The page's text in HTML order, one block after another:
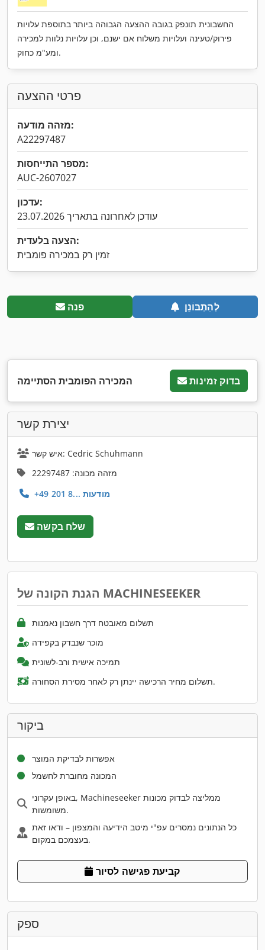
החשבונית תונפק בגובה ההצעה הגבוהה ביותר בתוספת עלויות
פירוק/טעינה ועלויות משלוח אם ישנם, וכן עלויות נלוות למכירה
ומע"מ כחוק.
פרטי ההצעה
מזהה מודעה:
A22297487
מספר התייחסות:
AUC-2607027
עדכון:
עודכן לאחרונה בתאריך 23.07.2026
הצעה בלעדית:
זמין רק במכירה פומבית
פנה לְהִתְבּוֹנֵן
המכירה הפומבית הסתיימה בדוק זמינות
יצירת קשר
איש קשר: Cedric Schuhmann
מזהה מכונה: 22297487
+49 201 8... מודעות
שלח בקשה
הגנת הקונה של MACHINESEEKER
תשלום מאובטח דרך חשבון נאמנות
מוכר שנבדק בקפידה
תמיכה אישית ורב-לשונית
תשלום מחיר הרכישה יינתן רק לאחר מסירת הסחורה.
ביקור
אפשרות לבדיקת המוצר
המכונה מחוברת לחשמל
באופן עקרוני, Machineseeker ממליצה לבדוק מכונות
משומשות.
כל הנתונים נמסרים עפ"י מיטב הידיעה והמצפון – ודאו זאת
בעצמכם במקום.
קביעת פגישה לסיור
ספק